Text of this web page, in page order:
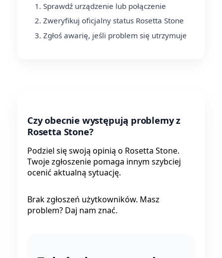
Sprawdź urządzenie lub połączenie
Zweryfikuj oficjalny status Rosetta Stone
Zgłoś awarię, jeśli problem się utrzymuje
Czy obecnie występują problemy z
Rosetta Stone?
Podziel się swoją opinią o Rosetta Stone.
Twoje zgłoszenie pomaga innym szybciej
ocenić aktualną sytuację.
Brak zgłoszeń użytkowników. Masz
problem? Daj nam znać.